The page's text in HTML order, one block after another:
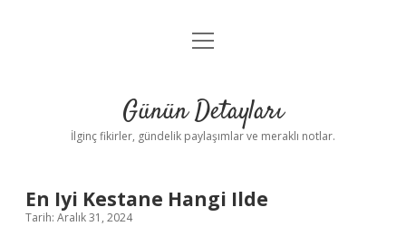
Gizlilik Politikası
Yasal Uyarı
menüyü
Günün Detayları
İlginç fikirler, gündelik paylaşımlar ve meraklı notlar.
En Iyi Kestane Hangi Ilde
Tarih: Aralık 31, 2024